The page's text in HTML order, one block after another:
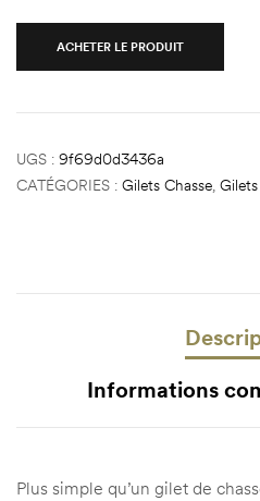
ACHETER LE PRODUIT
UGS : 9f69d0d3436a
CATÉGORIES : Gilets Chasse,
Informations
Plus simple qu’un gilet de